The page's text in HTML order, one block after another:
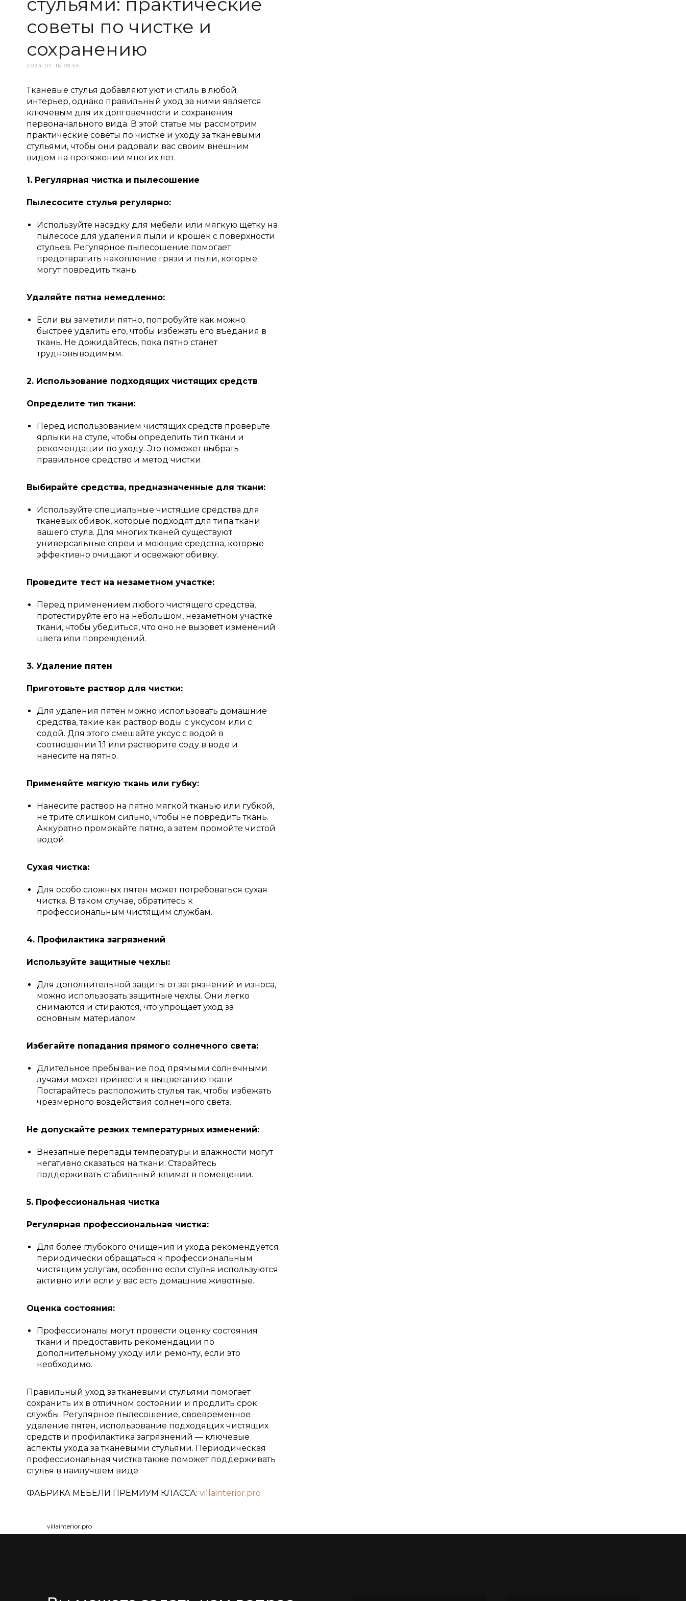
советы по чистке и
сохранению
2024-07-16 09:55
Тканевые стулья добавляют уют и стиль в любой
интерьер, однако правильный уход за ними является
ключевым для их долговечности и сохранения
первоначального вида. В этой статье мы рассмотрим
практические советы по чистке и уходу за тканевыми
стульями, чтобы они радовали вас своим внешним
видом на протяжении многих лет.
1. Регулярная чистка и пылесошение
Пылесосите стулья регулярно:
Используйте насадку для мебели или мягкую щетку на
пылесосе для удаления пыли и крошек с поверхности
стульев. Регулярное пылесошение помогает
предотвратить накопление грязи и пыли, которые
могут повредить ткань.
Удаляйте пятна немедленно:
Если вы заметили пятно, попробуйте как можно
быстрее удалить его, чтобы избежать его въедания в
ткань. Не дожидайтесь, пока пятно станет
трудновыводимым.
2. Использование подходящих чистящих средств
Определите тип ткани:
Перед использованием чистящих средств проверьте
ярлыки на стуле, чтобы определить тип ткани и
рекомендации по уходу. Это поможет выбрать
правильное средство и метод чистки.
Выбирайте средства, предназначенные для ткани:
Используйте специальные чистящие средства для
тканевых обивок, которые подходят для типа ткани
вашего стула. Для многих тканей существуют
универсальные спреи и моющие средства, которые
эффективно очищают и освежают обивку.
Проведите тест на незаметном участке:
Перед применением любого чистящего средства,
протестируйте его на небольшом, незаметном участке
ткани, чтобы убедиться, что оно не вызовет изменений
цвета или повреждений.
3. Удаление пятен
Приготовьте раствор для чистки:
Для удаления пятен можно использовать домашние
средства, такие как раствор воды с уксусом или с
содой. Для этого смешайте уксус с водой в
соотношении 1:1 или растворите соду в воде и
нанесите на пятно.
Применяйте мягкую ткань или губку:
Нанесите раствор на пятно мягкой тканью или губкой,
не трите слишком сильно, чтобы не повредить ткань.
Аккуратно промокайте пятно, а затем промойте чистой
водой.
Сухая чистка:
Для особо сложных пятен может потребоваться сухая
чистка. В таком случае, обратитесь к
профессиональным чистящим службам.
4. Профилактика загрязнений
Используйте защитные чехлы:
Для дополнительной защиты от загрязнений и износа,
можно использовать защитные чехлы. Они легко
снимаются и стираются, что упрощает уход за
основным материалом.
Избегайте попадания прямого солнечного света:
Длительное пребывание под прямыми солнечными
лучами может привести к выцветанию ткани.
Постарайтесь расположить стулья так, чтобы избежать
чрезмерного воздействия солнечного света.
Не допускайте резких температурных изменений:
Внезапные перепады температуры и влажности могут
негативно сказаться на ткани. Старайтесь
поддерживать стабильный климат в помещении.
5. Профессиональная чистка
Регулярная профессиональная чистка:
Для более глубокого очищения и ухода рекомендуется
периодически обращаться к профессиональным
чистящим услугам, особенно если стулья используются
активно или если у вас есть домашние животные.
Оценка состояния:
Профессионалы могут провести оценку состояния
ткани и предоставить рекомендации по
дополнительному уходу или ремонту, если это
необходимо.
Правильный уход за тканевыми стульями помогает
сохранить их в отличном состоянии и продлить срок
службы. Регулярное пылесошение, своевременное
удаление пятен, использование подходящих чистящих
средств и профилактика загрязнений — ключевые
аспекты ухода за тканевыми стульями. Периодическая
профессиональная чистка также поможет поддерживать
стулья в наилучшем виде.
ФАБРИКА МЕБЕЛИ ПРЕМИУМ КЛАССА: villainterior.pro
villainterior.pro